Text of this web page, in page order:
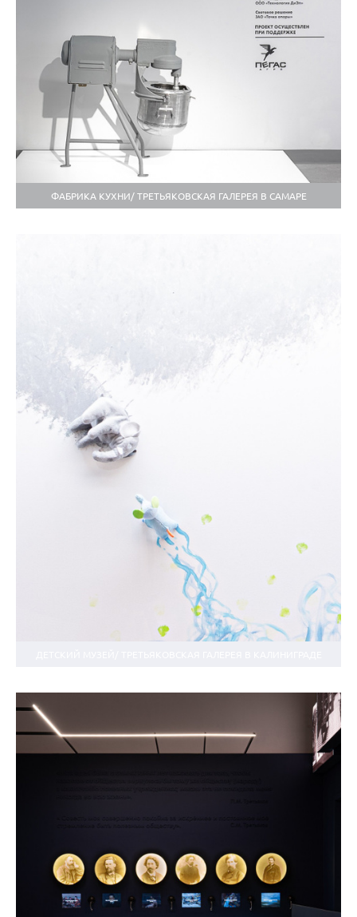
ФАБРИКА КУХНИ/ ТРЕТЬЯКОВСКАЯ ГАЛЕРЕЯ В САМАРЕ